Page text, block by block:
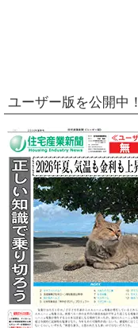
ユーザー版を公開中！